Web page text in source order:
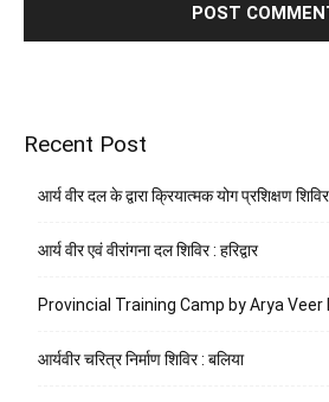
Recent Post
आर्य वीर दल के द्वारा क्रियात्मक योग प्रशिक्षण
आर्य वीर एवं वीरांगना दल शिविर : हरिद्वार
Provincial Training Camp by Arya Veer
आर्यवीर चरित्र निर्माण शिविर : बलिया